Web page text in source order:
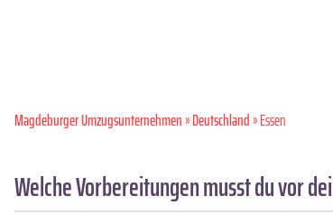
Magdeburger Umzugsunternehmen»Deutschland» Essen
Welche Vorbereitungen musst du vor